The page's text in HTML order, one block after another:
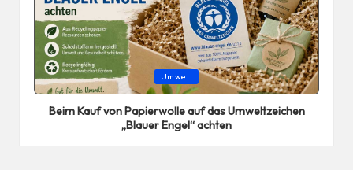
Posted
in
Umwelt
Beim Kauf von Papierwolle auf das Umweltzeichen
„Blauer Engel“ achten